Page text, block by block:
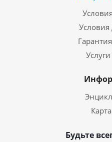
Условия
Будьте